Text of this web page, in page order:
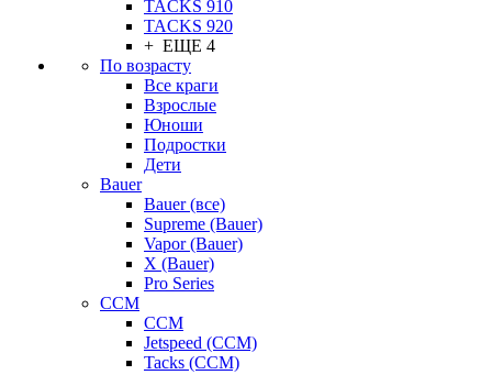
TACKS 910
TACKS 920
+ ЕЩЕ 4
По возрасту
Все краги
Взрослые
Юноши
Подростки
Дети
Bauer
Bauer (все)
Supreme (Bauer)
Vapor (Bauer)
X (Bauer)
Pro Series
CCM
CCM
Jetspeed (CCM)
Tacks (CCM)